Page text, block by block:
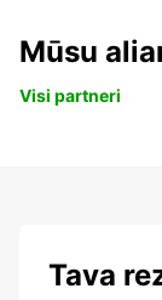
Mūsu
Visi partneri
Tava